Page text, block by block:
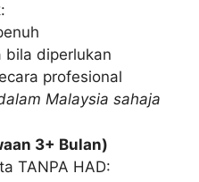
:
bila diperlukan
profesional
Malaysia sahaja
3+ Bulan)
TANPA HAD: